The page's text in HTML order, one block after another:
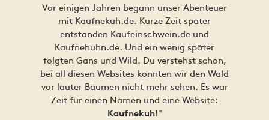
Vor einigen Jahren begann unser Abenteuer
mit Kaufnekuh.de. Kurze Zeit später
entstanden Kaufeinschwein.de und
Kaufnehuhn.de. Und ein wenig später
folgten Gans und Wild. Du verstehst schon,
bei all diesen Websites konnten wir den Wald
vor lauter Bäumen nicht mehr sehen. Es war
Zeit für einen Namen und eine Website:
Kaufnekuh!"